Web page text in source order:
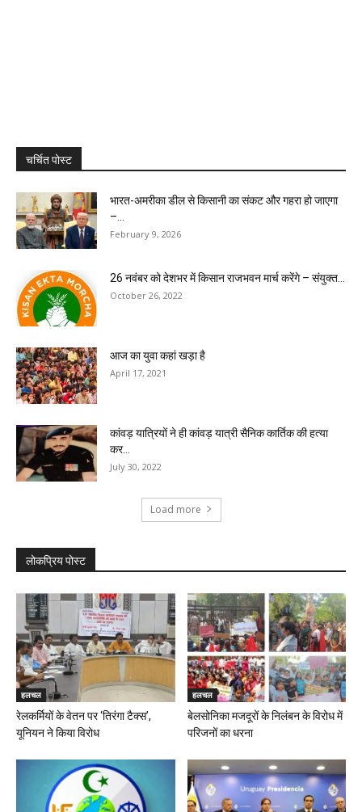
चर्चित पोस्ट
भारत-अमरीका डील से किसानी का संकट और गहरा हो जाएगा
–...
February 9, 2026
26 नवंबर को देशभर में किसान राजभवन मार्च करेंगे – संयुक्त...
October 26, 2022
आज का युवा कहां खड़ा है
April 17, 2021
कांवड़ यात्रियों ने ही कांवड़ यात्री सैनिक कार्तिक की हत्या
कर...
July 30, 2022
Load more
लोकप्रिय पोस्ट
हलचल
रेलकर्मियों के वेतन पर ‘तिरंगा टैक्स’,
यूनियन ने किया विरोध
हलचल
बेलसोनिका मजदूरों के निलंबन के विरोध में
परिजनों का धरना